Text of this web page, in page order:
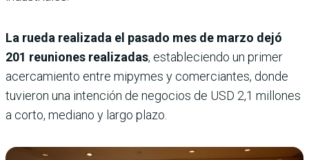
La rueda realizada el pasado mes de marzo dejó
201 reuniones realizadas, estableciendo un primer
acercamiento entre mipymes y comerciantes, donde
tuvieron una intención de negocios de USD 2,1 millones
a corto, mediano y largo plazo.